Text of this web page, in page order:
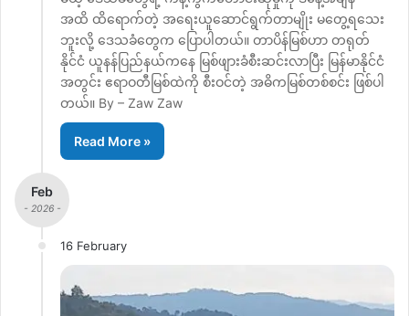
အထိ ထိရောက်တဲ့ အရေးယူဆောင်ရွက်တာမျိုး မတွေ့ရသေး
ဘူးလို့ ဒေသခံတွေက ပြောပါတယ်။ တာပိန်မြစ်ဟာ တရုတ်
နိုင်ငံ ယူနန်ပြည်နယ်ကနေ မြစ်ဖျားခံစီးဆင်းလာပြီး မြန်မာနိုင်ငံ
အတွင်း ဧရာဝတီမြစ်ထဲကို စီးဝင်တဲ့ အဓိကမြစ်တစ်စင်း ဖြစ်ပါ
တယ်။ By – Zaw Zaw
Read More »
Feb
- 2026 -
16 February